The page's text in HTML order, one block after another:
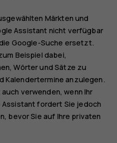
Märkten und
Assistant nicht verfügbar
Google-Suche ersetzt.
Beispiel dabei,
Wörter und Sätze zu
Kalendertermine anzulegen.
verwenden, wenn Ihr
fordert Sie jedoch
bevor Sie auf Ihre privaten